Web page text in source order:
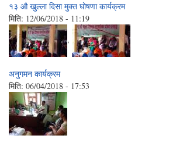
१३ औ खुल्ला दिसा मुक्त घोषणा कार्यक्रम
मिति: 12/06/2018 - 11:19
,
अनुगमन कार्यक्रम
मिति: 06/04/2018 - 17:53